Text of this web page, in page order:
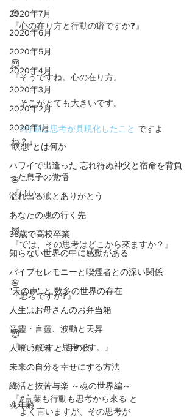
2020年7月
2020年6月
2020年5月
2020年4月
2020年3月
2020年2月
2020年1月
“瞑想”とは何か
ハワイで出逢った 忘れ得ぬ神父と宿命を背負
った息子の覚悟
溢れ出る涙とありがとう
あなたの魂の行く先
36歳で高校卒業
知らない世界の中に感動がある
パイプセレモニーと喫煙者との深い関係
"天の声" と 数多の世界の存在
人生はお母さんのお弁当箱
音靈・言靈、波動と天昇
人喰い般若 と 月の夜
未来の自分を幸せにする方法
終活と抜苦与楽 ～魂の世界編～
魂年齢
🌸
『心の在り方と行動の癖ですか❓』
😇
『そうですね。心の在り方。
そこがとても大きいです。
#行動は思考が具現化したこと ですよ
ね？』
🌸
『はい。』
😇
『では、その思考はどこから來ますか？』
🌸
『思考ですか❓』
😇
『そうです。思考です。』
🌸
『#言葉も行動も思考から來る と
よく言いますが、その思考が